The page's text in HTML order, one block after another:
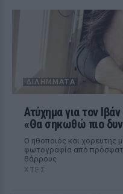
ΔΙΛΉΜΜΑΤΑ
Ατύχημα για τον
«Θα σηκωθώ πιο
Ο ηθοποιός και χορευτής
φωτογραφία από
θάρρους
ΧΤΕΣ